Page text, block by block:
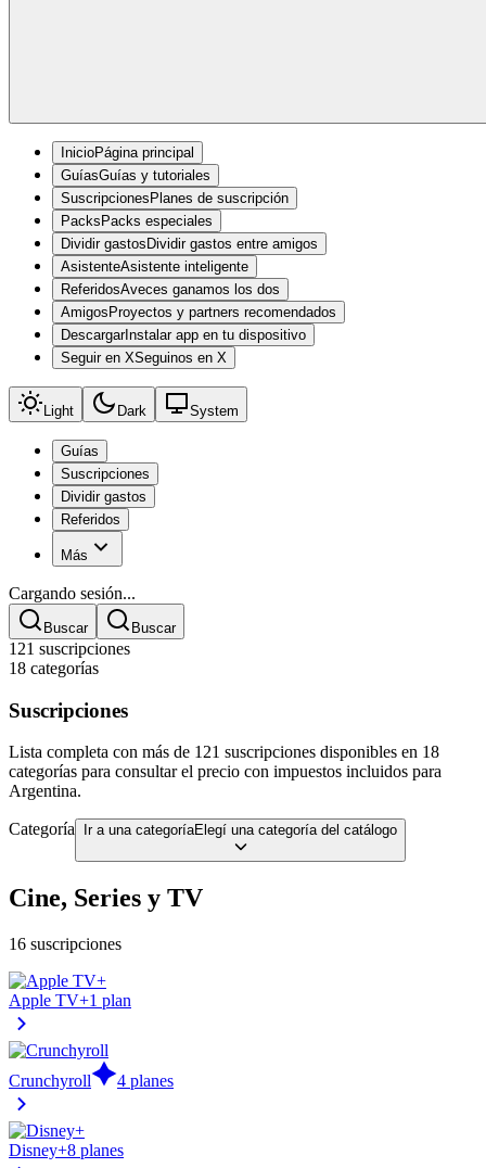
InicioPágina principal
GuíasGuías y tutoriales
Suscripciones Planes de suscripción
Packs Packs especiales
Dividir gastos Dividir gastos entre amigos
AsistenteAsistente inteligente
ReferidosAveces ganamos los dos
Amigos Proyectos y partners recomendados
DescargarInstalar app en tu dispositivo
Seguir en XSeguinos en X
Light Dark System
Guías
Suscripciones
Dividir gastos
Referidos
Más
Cargando sesión...
Buscar Buscar
121 suscripciones
18 categorías
Suscripciones
Lista completa con más de 121 suscripciones disponibles en 18
categorías para consultar el precio con impuestos incluidos para
Argentina.
Categoría Ir a una categoríaElegí una categoría del catálogo
Cine, Series y TV
16 suscripciones
Apple TV+1 plan
Crunchyroll 4 planes
Disney+8 planes